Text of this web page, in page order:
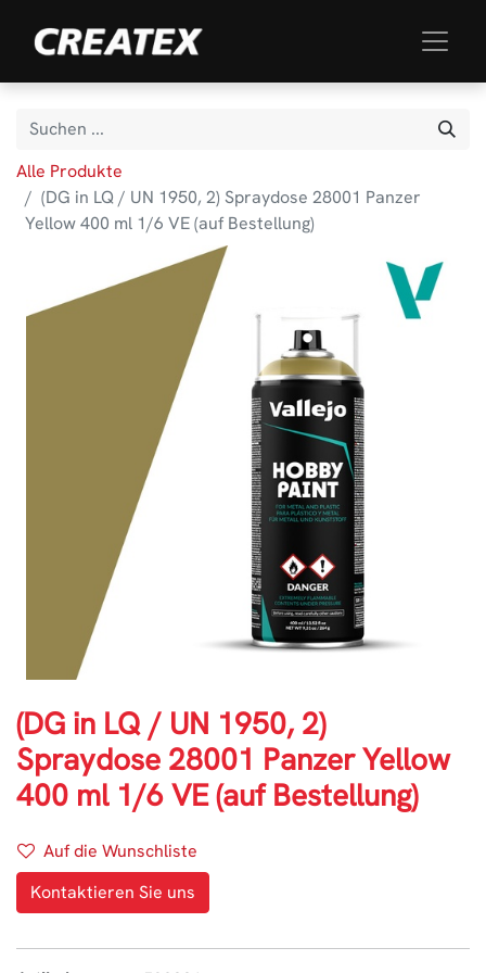
Alle Produkte
(DG in LQ / UN 1950, 2) Spraydose 28001 Panzer
Yellow 400 ml 1/6 VE (auf Bestellung)
(DG in LQ / UN 1950, 2)
Spraydose 28001 Panzer Yellow
400 ml 1/6 VE (auf Bestellung)
Auf die Wunschliste
Kontaktieren Sie uns